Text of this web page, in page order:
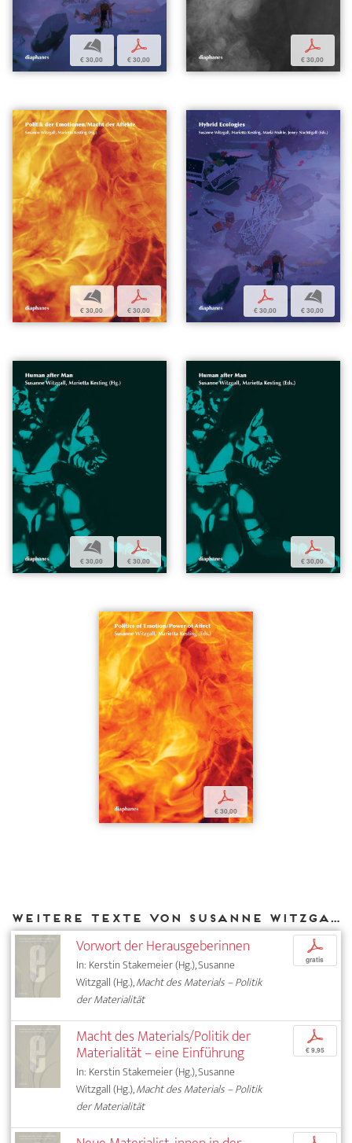
b
€ 30,00
p
€ 30,00
p
€ 30,00
b
€ 30,00
p
€ 30,00
p
€ 30,00
b
€ 30,00
b
€ 30,00
p
€ 30,00
p
€ 30,00
p
€ 30,00
Weitere Texte von Susanne Witzgall bei DIAPHANES
Vorwort der Herausgeberinnen
In: Kerstin Stakemeier (Hg.), Susanne
Witzgall (Hg.),Macht des Materials – Politik
der Materialität
p
gratis
Macht des Materials/Politik der
Materialität – eine Einführung
In: Kerstin Stakemeier (Hg.), Susanne
Witzgall (Hg.),Macht des Materials – Politik
der Materialität
p
€ 9,95